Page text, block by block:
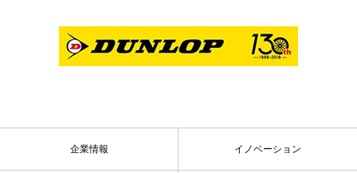
企業情報 イノベーション